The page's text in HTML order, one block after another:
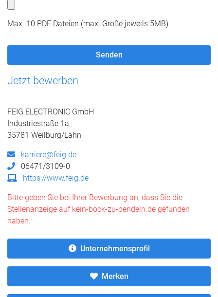
Jetzt bewerben
FEIG ELECTRONIC GmbH
Industriestraße 1a
35781 Weilburg/Lahn
karriere@feig.de
06471/3109-0
https://www.feig.de
Bitte geben Sie bei Ihrer Bewerbung an, dass Sie die
Stellenanzeige auf kein-bock-zu-pendeln.de gefunden
haben.
Unternehmensprofil
Merken
Max. 10 PDF Dateien (max. Größe jeweils 5MB)